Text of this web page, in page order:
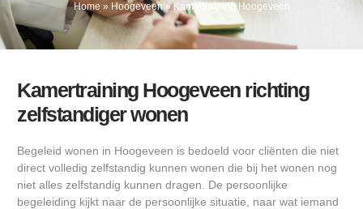
Home » Hoogeveen»Kamertraining Hoogeveen
Kamertraining Hoogeveen richting
zelfstandiger wonen
Begeleid wonen in Hoogeveen is bedoeld voor cliënten die niet
direct volledig zelfstandig kunnen wonen die bij het wonen nog
niet alles zelfstandig kunnen dragen. De persoonlijke
begeleiding kijkt naar de persoonlijke situatie, naar wat iemand